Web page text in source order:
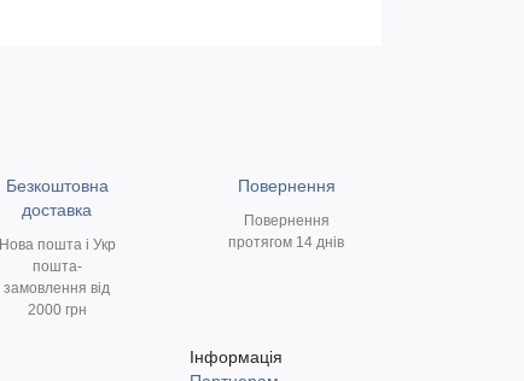
Безкоштовна
доставка
Нова пошта і Укр
пошта-
замовлення від
2000 грн
Повернення
Повернення
протягом 14 днів
Інформація